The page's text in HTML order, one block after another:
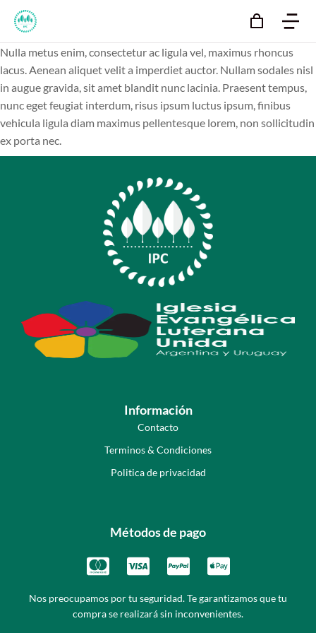
Nulla metus enim, consectetur ac ligula vel, maximus rhoncus
lacus. Aenean aliquet velit a imperdiet auctor. Nullam sodales nisl
in augue gravida, sit amet blandit nunc lacinia. Praesent tempus,
nunc eget feugiat interdum, risus ipsum luctus ipsum, finibus
vehicula ligula diam maximus pellentesque lorem, non sollicitudin
ex porta nec.
Información
Contacto
Terminos & Condiciones
Politica de privacidad
Métodos de pago
Nos preocupamos por tu seguridad. Te garantizamos que tu
compra se realizará sin inconvenientes.